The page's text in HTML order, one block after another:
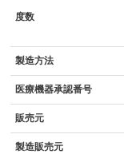
度数
製造方法
医療機器承認番号
販売元
製造販売元